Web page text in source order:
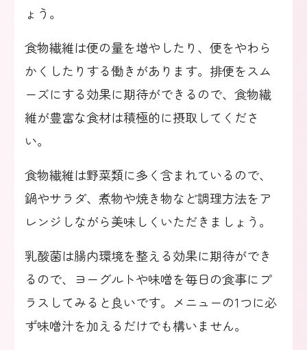
ょう。
食物繊維は便の量を増やしたり、便をやわら
かくしたりする働きがあります。排便をスム
ーズにする効果に期待ができるので、食物繊
維が豊富な食材は積極的に摂取してくださ
い。
食物繊維は野菜類に多く含まれているので、
鍋やサラダ、煮物や焼き物など調理方法をア
レンジしながら美味しくいただきましょう。
乳酸菌は腸内環境を整える効果に期待ができ
るので、ヨーグルトや味噌を毎日の食事にプ
ラスしてみると良いです。メニューの1つに必
ず味噌汁を加えるだけでも構いません。